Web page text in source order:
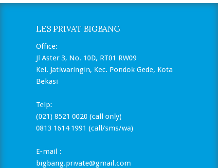
LES PRIVAT BIGBANG
Office:
Jl Aster 3, No. 10D, RT01 RW09
Kel. Jatiwaringin, Kec. Pondok Gede, Kota
Bekasi
Telp:
(021) 8521 0020 (call only)
0813 1614 1991 (call/sms/wa)
E-mail :
bigbang.private@gmail.com